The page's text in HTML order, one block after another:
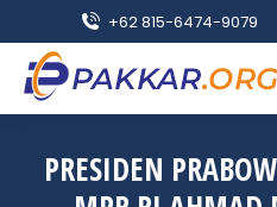
+62 815-6474-9079
PRESIDEN